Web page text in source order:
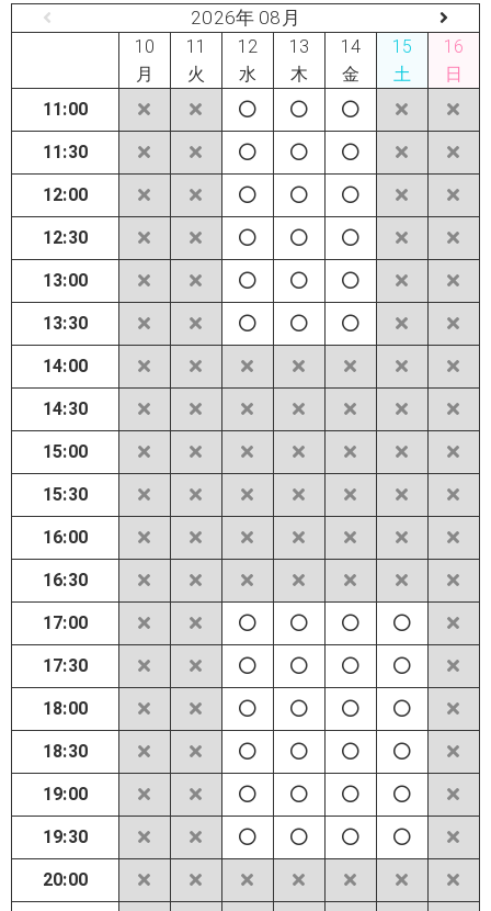
2026年 08月
10
月
11
火
12
水
13
木
14
金
15
土
16
日
11:00
11:30
12:00
12:30
13:00
13:30
14:00
14:30
15:00
15:30
16:00
16:30
17:00
17:30
18:00
18:30
19:00
19:30
20:00